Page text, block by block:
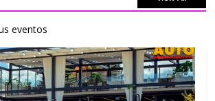
eventos